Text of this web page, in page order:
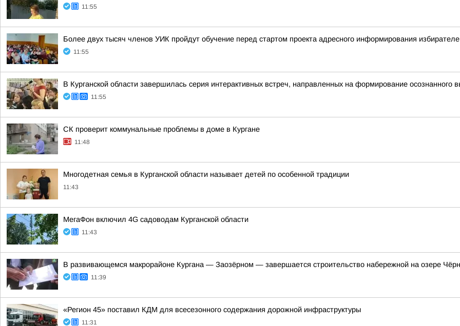
11:55
Более двух тысяч членов УИК пройдут обучение перед стартом проекта адресного информирования
11:55
В Курганской области завершилась серия интерактивных встреч, направленных на формирование осознанного
11:55
CК проверит коммунальные проблемы в доме в Кургане
11:48
Многодетная семья в Курганской области называет детей по особенной традиции
11:43
МегаФон включил 4G садоводам Курганской области
11:43
В развивающемся макрорайоне Кургана — Заозёрном — завершается строительство набережной на озере
11:39
«Регион 45» поставил КДМ для всесезонного содержания дорожной инфраструктуры
11:31